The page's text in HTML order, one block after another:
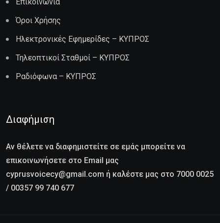
Όροι Χρήσης
Ηλεκτρονικές Εφημερίδες – ΚΥΠΡΟΣ
Τηλεοπτικοί Σταθμοί – ΚΥΠΡΟΣ
Ραδιόφωνα – ΚΥΠΡΟΣ
Διαφήμιση
Αν θέλετε να διαφημιστείτε σε εμάς μπορείτε να
επικοινωνήσετε στο Email μας
cyprusvoicecy@gmail.com ή καλέστε μας στο 7000 0025
/ 00357 99 740 677